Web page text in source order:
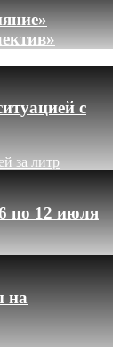
с
за литр
по 12 июля
на